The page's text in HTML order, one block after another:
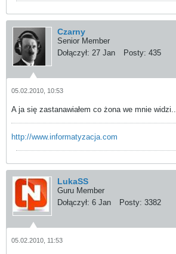
Czarny
Senior Member
Dołączył: 27 Jan Posty: 435
05.02.2010, 10:53
A ja się zastanawiałem co żona we mnie widzi..
http://www.informatyzacja.com
LukaSS
Guru Member
Dołączył: 6 Jan Posty: 3382
05.02.2010, 11:53